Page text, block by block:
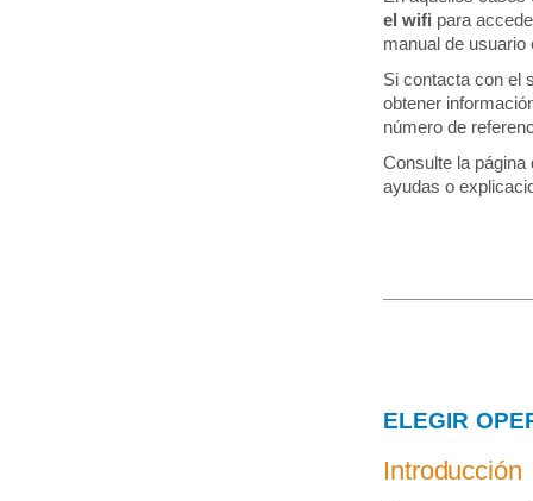
el wifi para
manual de usuario
Si contacta con el
obtener
número de
Consulte la
ayudas o
ELEGIR
Introducción